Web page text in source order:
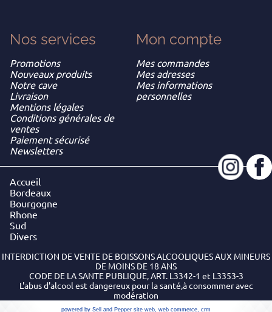
Nos services
Promotions
Nouveaux produits
Notre cave
Livraison
Mentions légales
Conditions générales de
ventes
Paiement sécurisé
Newsletters
Mon compte
Mes commandes
Mes adresses
Mes informations
personnelles
Accueil
Bordeaux
Bourgogne
Rhone
Sud
Divers
INTERDICTION DE VENTE DE BOISSONS ALCOOLIQUES AUX MINEURS
DE MOINS DE 18 ANS
CODE DE LA SANTE PUBLIQUE, ART. L3342-1 et L3353-3
L'abus d'alcool est dangereux pour la santé,à consommer avec
modération
powered by Sell and Pepper site web, web commerce, crm